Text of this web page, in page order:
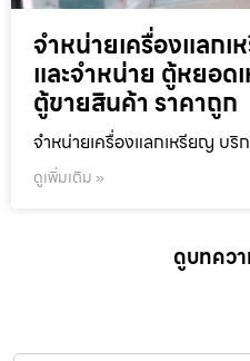
จำหน่ายเครื่องแลก
และจำหน่าย ตู้หยอ
ตู้ขายสินค้า ราคาถูก
จำหน่ายเครื่องแลกเหรียญ บริ
ดูเพิ่มเติม »
ดูบทคว